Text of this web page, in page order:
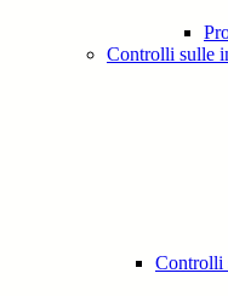
Controlli sulle
Controlli